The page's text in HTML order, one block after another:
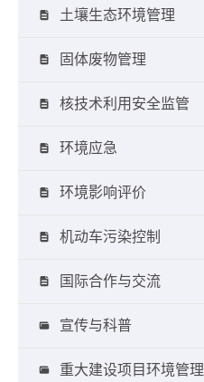
土壤生态环境管理
固体废物管理
核技术利用安全监管
环境应急
环境影响评价
机动车污染控制
国际合作与交流
宣传与科普
重大建设项目环境管理